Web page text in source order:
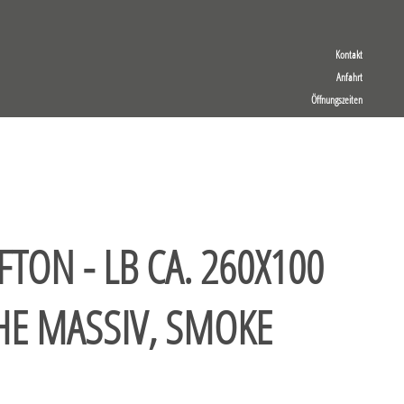
Kontakt
Anfahrt
Öffnungszeiten
- LB CA. 260X100
MASSIV, SMOKE